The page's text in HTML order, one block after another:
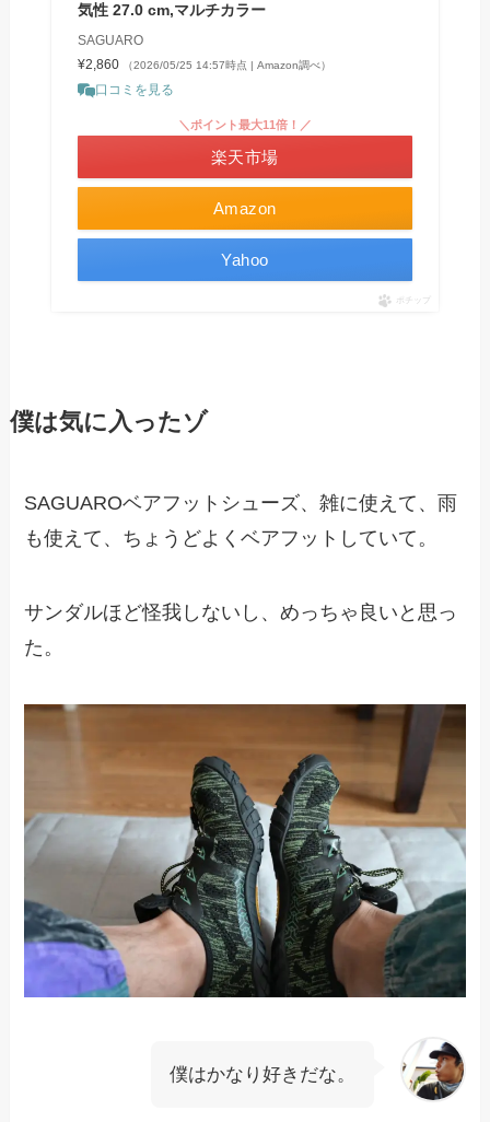
気性 27.0 cm,マルチカラー
SAGUARO
¥2,860
（2026/05/25 14:57時点 | Amazon調べ）
口コミを見る
Amazon
＼ポイント最大11倍！／
楽天市場
Yahoo
ポチップ
僕は気に入ったゾ
SAGUAROベアフットシューズ、雑に使えて、雨
も使えて、ちょうどよくベアフットしていて。
サンダルほど怪我しないし、めっちゃ良いと思っ
た。
僕はかなり好きだな。